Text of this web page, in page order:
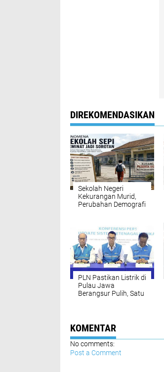
DIREKOMENDASIKAN
Sekolah Negeri
Kekurangan Murid,
Perubahan Demografi
PLN Pastikan Listrik di
Pulau Jawa
Berangsur Pulih, Satu
KOMENTAR
No comments:
Post a Comment